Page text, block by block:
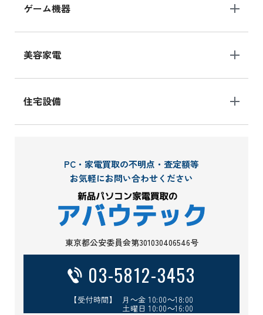
ゲーム機器
美容家電
住宅設備
PC・家電買取の不明点・査定額等
お気軽にお問い合わせください
東京都公安委員会第301030406546号
03-5812-3453
【受付時間】 月～金 10:00～18:00
土曜日 10:00～16:00